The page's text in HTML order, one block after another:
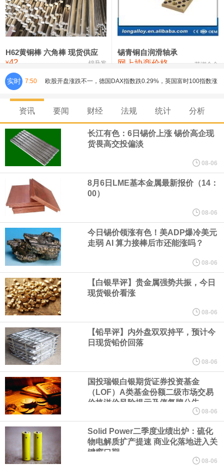
铸造铝合金锭(ZLD104) 24,100—24,300 24,200
压铸锌合金锭 26,250—26,450
氯化镍 38,300—40,300 39,300 0
H62黄铜棒 六角棒 现货供应
¥42 锦升发
锡青铜自润滑轴承
网上协商价格 芜湖合金
实时 7:50 欧股开盘涨跌不一，德国DAX指数跌0.29%，英国富时100指数涨
0.08%，法国CAC40指数涨0.03%，欧洲斯托克50指数跌0.15%，
意大利富时MIB指数跌0.18%。
LME伦镍日内跌超3.00%，现报16574.100美元/吨。
瑞士7月季调后失业率 3.1%，预期 3.1%，前值 3.1%。瑞士7月未
季调失业率 3%，预期 3%，前值 2.9%。
商品期货收盘，黄金连续涨3.44%，焦炭连续涨2.72%，铁矿石连续
涨2.64%，镍连续跌2.62%，白银连续涨2.61%。
知情人士透露，对冲基金Millennium Management已延揽大宗商品
交易老手Ryan Sheffler；Sheffler原定加入Point72 Asset
Management，但尚未履新。知情人士透露，Sheffler将担任
Millennium的高级投资组合经理，专注于大宗商品。
港股存储概念跌幅扩大，南方两倍（最多）做多海力士跌超20%，
南方两倍做多三星电子跌超11%。
德国6月季调后制造业订单月率 3.1%，预期0.3%，前值1.90%。
标普确认澳大利亚长期外币债务评级为AAA，展望稳定，并确认澳
资讯 要闻 财经 法规 统计 分析
长江有色：6日锡价上涨 锡价高企现
货畏高交投偏淡
08-06
8月6日LME基本金属最新报价（14：
00）
08-06
今日锡价领涨有色！美ADP爆冷美元
走弱 AI 算力接棒后市还能涨吗？
08-06
【白银早评】贵金属强势共振，今日
现货银价看涨
08-06
【铅早评】内外盘双双持平，预计今
日现货铅价回落
08-06
国投瑞银白银期货证券投资基金
（LOF）A类基金份额二级市场交易
价格溢价风险提示及停复牌公告
08-06
Solid Power二季度业绩出炉：硫化
物电解质扩产提速 商业化落地进入关
键窗口期
08-06